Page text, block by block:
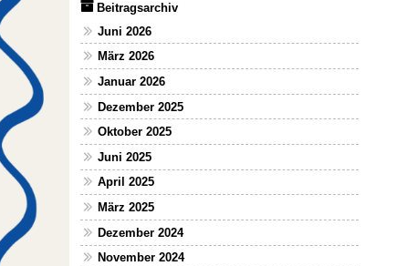
Beitragsarchiv
Juni 2026
März 2026
Januar 2026
Dezember 2025
Oktober 2025
Juni 2025
April 2025
März 2025
Dezember 2024
November 2024